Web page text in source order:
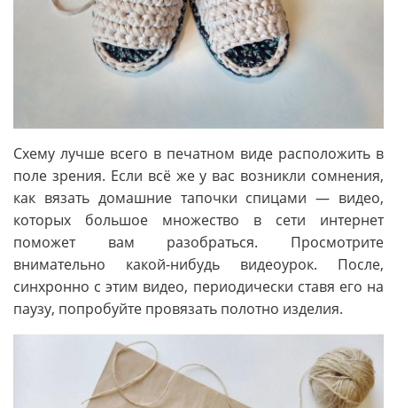
Схему лучше всего в печатном виде расположить в
поле зрения. Если всё же у вас возникли сомнения,
как вязать домашние тапочки спицами — видео,
которых большое множество в сети интернет
поможет вам разобраться. Просмотрите
внимательно какой-нибудь видеоурок. После,
синхронно с этим видео, периодически ставя его на
паузу, попробуйте провязать полотно изделия.